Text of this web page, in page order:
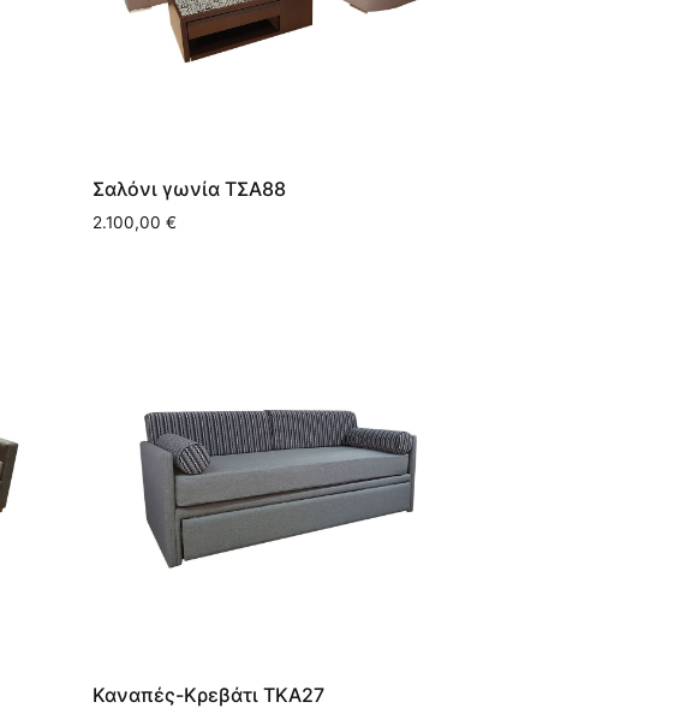
Σαλόνι γωνία ΤΣΑ88
2.100,00€
Καναπές-Κρεβάτι ΤΚΑ27